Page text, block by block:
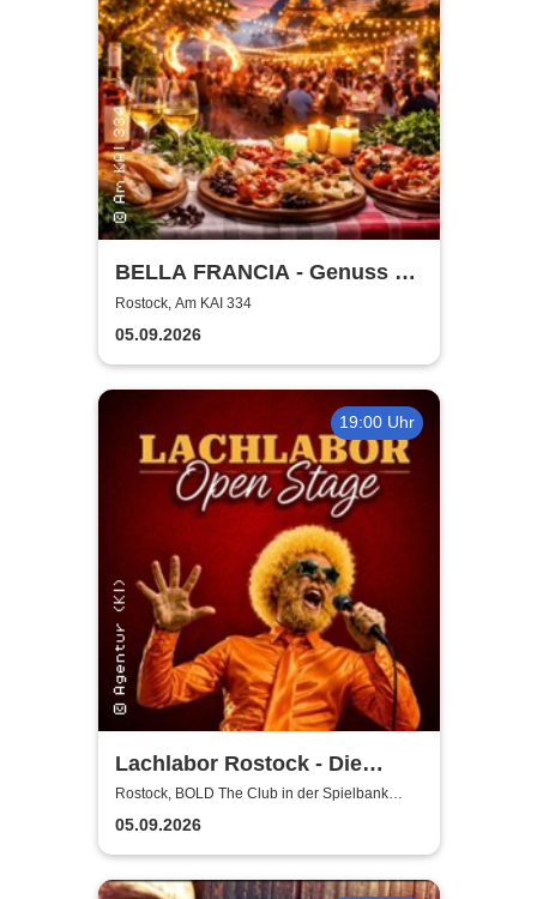
BELLA FRANCIA - Genuss &
Kultur Rostock
Rostock, Am KAI 334
05.09.2026
19:00 Uhr
Lachlabor Rostock - Die
Comedy-Testbühne im BOLD
The Club
Rostock, BOLD The Club in der Spielbank
Rostock
05.09.2026